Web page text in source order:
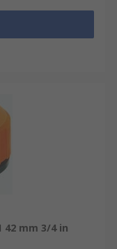
42 mm 3/4 in